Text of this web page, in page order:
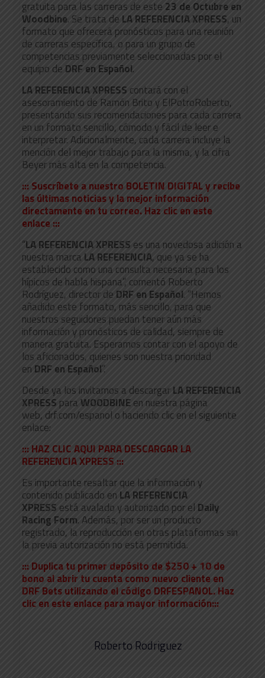
gratuita para las carreras de este 23 de Octubre en
Woodbine. Se trata de LA REFERENCIA XPRESS, un
formato que ofrecerá pronósticos para una reunión
de carreras específica, o para un grupo de
competencias previamente seleccionadas por el
equipo de DRF en Español.
LA REFERENCIA XPRESS contará con el
asesoramiento de Ramón Brito y ElPotroRoberto,
presentando sus recomendaciones para cada carrera
en un formato sencillo, cómodo y fácil de leer e
interpretar. Adicionalmente, cada carrera incluye la
mención del mejor trabajo para la misma, y la cifra
Beyer más alta en la competencia.
::: Suscríbete a nuestro BOLETIN DIGITAL y recibe
las últimas noticias y la mejor información
directamente en tu correo. Haz clic en este
enlace :::
“LA REFERENCIA XPRESS es una novedosa adición a
nuestra marca LA REFERENCIA, que ya se ha
establecido como una consulta necesaria para los
hípicos de habla hispana”, comentó Roberto
Rodríguez, director de DRF en Español. “Hemos
añadido este formato, más sencillo, para que
nuestros seguidores puedan tener aún más
información y pronósticos de calidad, siempre de
manera gratuita. Esperamos contar con el apoyo de
los aficionados, quienes son nuestra prioridad
en DRF en Español”.
Desde ya los invitamos a descargarLA REFERENCIA
XPRESS paraWOODBINEen nuestra página
web, drf.com/espanol o haciendo clic en el siguiente
enlace:
::: HAZ CLIC AQUI PARA DESCARGAR LA
REFERENCIA XPRESS :::
Es importante resaltar que la información y
contenido publicado en LA REFERENCIA
XPRESS está avalado y autorizado por el Daily
Racing Form. Además, por ser un producto
registrado, la reproducción en otras plataformas sin
la previa autorización no está permitida.
::: Duplica tu primer depósito de $250 + 10 de
bono al abrir tu cuenta como nuevo cliente en
DRF Bets utilizando el código DRFESPANOL. Haz
clic en este enlace para mayor información:::
Roberto Rodriguez